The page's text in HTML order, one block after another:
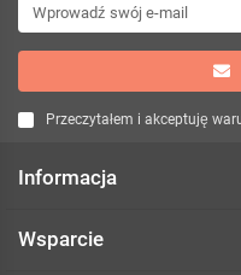
Przeczytałem i akceptuję
Informacja
Wsparcie